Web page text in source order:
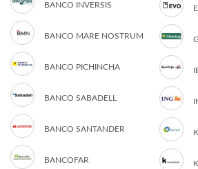
BANCO INVERSIS
BANCO MARE NOSTRUM
BANCO PICHINCHA
BANCO SABADELL
BANCO SANTANDER
BANCOFAR